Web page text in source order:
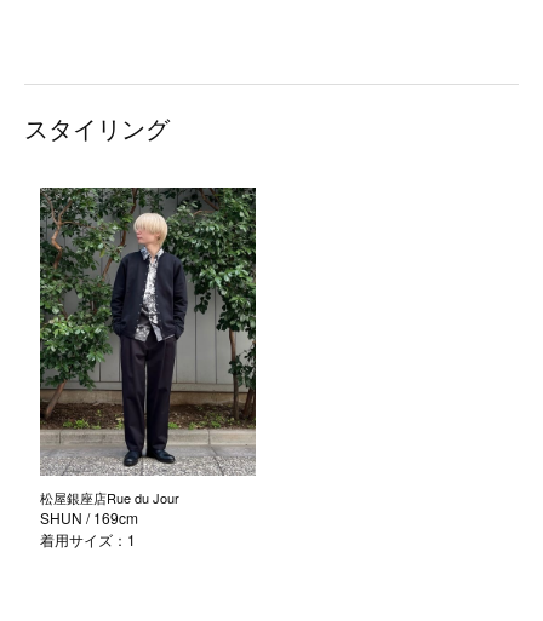
スタイリング
松屋銀座店Rue du Jour
SHUN / 169cm
着用サイズ：1